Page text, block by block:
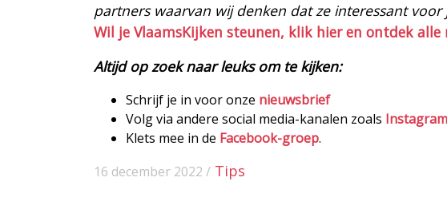
partners waarvan wij denken dat ze interessant
Wil je VlaamsKijken steunen, klik hier en ontdek
Altijd op zoek naar leuks om te kijken:
Schrijf je in voor onze nieuwsbrief
Volg via andere social media-kanalen zoals Instagram
Klets mee in de Facebook-groep.
16 december 2022 / Tips